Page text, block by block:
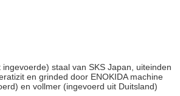
staal van SKS Japan, uiteinden
en grinded door ENOKIDA machine
en vollmer (ingevoerd uit Duitsland)